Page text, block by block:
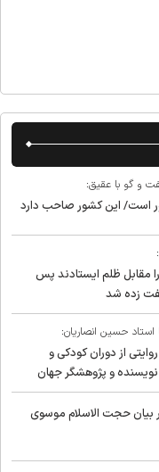
و گو با عقیق:
است/ این کشور صاحب دارد
مقابل ظلم ایستادند پس
زده شد
حسین انصاریان:
از دوران کودکی و
و پژوهشگر جهان
حجت الاسلام موسوی